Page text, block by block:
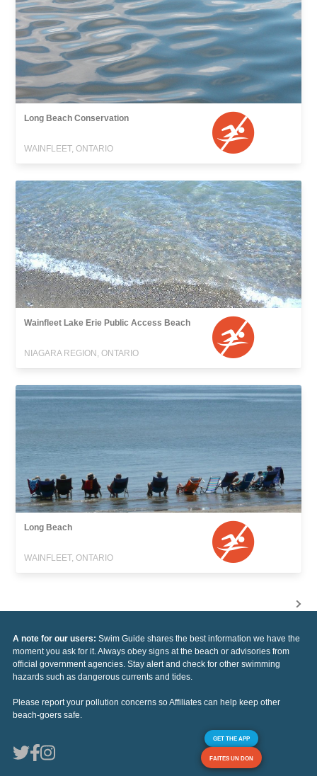
Long Beach Conservation
WAINFLEET, ONTARIO
Wainfleet Lake Erie Public Access Beach
NIAGARA REGION, ONTARIO
Long Beach
WAINFLEET, ONTARIO
A note for our users: Swim Guide shares the best information we have the
moment you ask for it. Always obey signs at the beach or advisories from
official government agencies. Stay alert and check for other swimming
hazards such as dangerous currents and tides.
Please report your pollution concerns so Affiliates can help keep other
beach-goers safe.
GET THE APP
FAITES UN DON